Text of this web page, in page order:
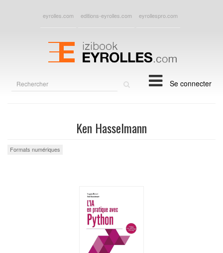
eyrolles.com editions-eyrolles.com eyrollespro.com
Se connecter
Ken Hasselmann
Formats numériques